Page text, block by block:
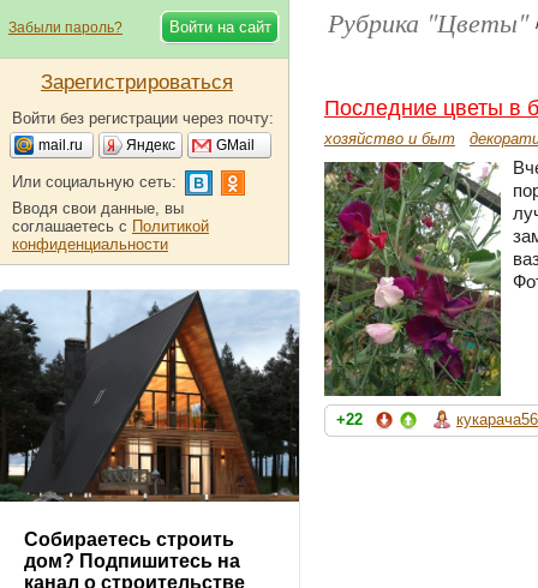
Рубрика "Цветы"
Последние цветы в
хозяйство и быт
+22 кукарача56
Забыли пароль?
Зарегистрироваться
Войти без регистрации через почту:
mail.ru Яндекс GMail
Или социальную сеть:
Вводя свои данные, вы
соглашаетесь с Политикой
конфиденциальности
Собираетесь строить
дом? Подпишитесь на
канал о строительстве